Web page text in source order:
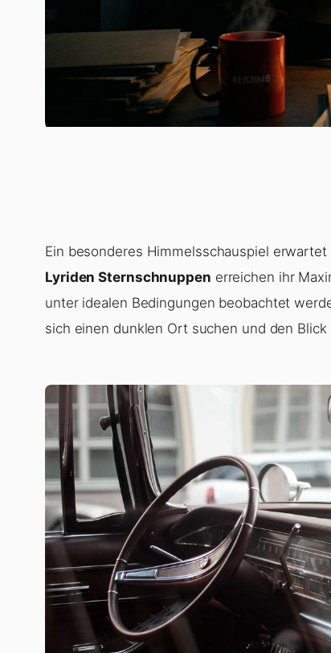
Ein besonderes Himmelsschauspiel
Lyriden Sternschnuppen erreichen ihr
unter idealen Bedingungen beobachtet
sich einen dunklen Ort suchen und den